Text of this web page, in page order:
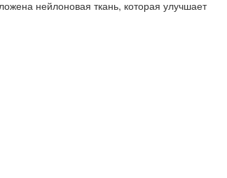
нейлоновая ткань, которая улучшает